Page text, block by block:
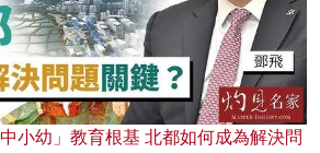
小幼」教育根基 北都如何成為解決問